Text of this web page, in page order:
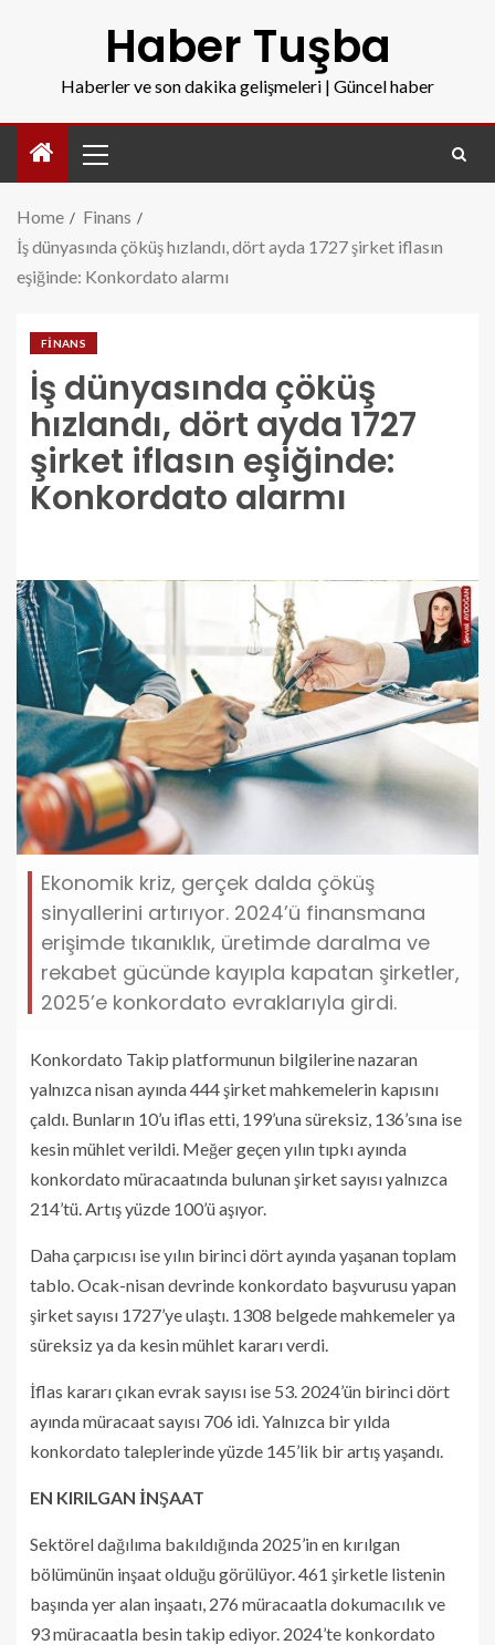
Haber Tuşba
Haberler ve son dakika gelişmeleri | Güncel haber
Home
Finans
İş dünyasında çöküş hızlandı, dört ayda 1727 şirket iflasın
eşiğinde: Konkordato alarmı
FINANS
İş dünyasında çöküş
hızlandı, dört ayda 1727
şirket iflasın eşiğinde:
Konkordato alarmı
Ekonomik kriz, gerçek dalda çöküş
sinyallerini artırıyor. 2024’ü finansmana
erişimde tıkanıklık, üretimde daralma ve
rekabet gücünde kayıpla kapatan şirketler,
2025’e konkordato evraklarıyla girdi.
Konkordato Takip platformunun bilgilerine nazaran
yalnızca nisan ayında 444 şirket mahkemelerin kapısını
çaldı. Bunların 10’u iflas etti, 199’una süreksiz, 136’sına ise
kesin mühlet verildi. Meğer geçen yılın tıpkı ayında
konkordato müracaatında bulunan şirket sayısı yalnızca
214’tü. Artış yüzde 100’ü aşıyor.
Daha çarpıcısı ise yılın birinci dört ayında yaşanan toplam
tablo. Ocak-nisan devrinde konkordato başvurusu yapan
şirket sayısı 1727’ye ulaştı. 1308 belgede mahkemeler ya
süreksiz ya da kesin mühlet kararı verdi.
İflas kararı çıkan evrak sayısı ise 53. 2024’ün birinci dört
ayında müracaat sayısı 706 idi. Yalnızca bir yılda
konkordato taleplerinde yüzde 145’lik bir artış yaşandı.
EN KIRILGAN İNŞAAT
Sektörel dağılıma bakıldığında 2025’in en kırılgan
bölümünün inşaat olduğu görülüyor. 461 şirketle listenin
başında yer alan inşaatı, 276 müracaatla dokumacılık ve
93 müracaatla besin takip ediyor. 2024’te konkordato